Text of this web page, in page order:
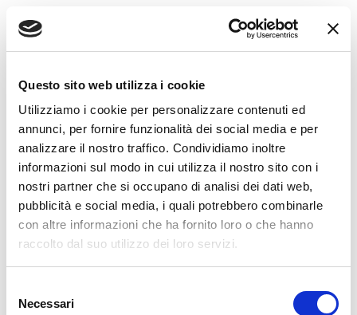
Questo sito web utilizza i cookie
Utilizziamo i cookie per personalizzare contenuti ed
annunci, per fornire funzionalità dei social media e per
analizzare il nostro traffico. Condividiamo inoltre
informazioni sul modo in cui utilizza il nostro sito con i
nostri partner che si occupano di analisi dei dati web,
pubblicità e social media, i quali potrebbero combinarle
con altre informazioni che ha fornito loro o che hanno
raccolto dal suo utilizzo dei loro servizi.
delNecessari
Per informazioni sulla privacy contattare o scrivere a
info@studioseld.it